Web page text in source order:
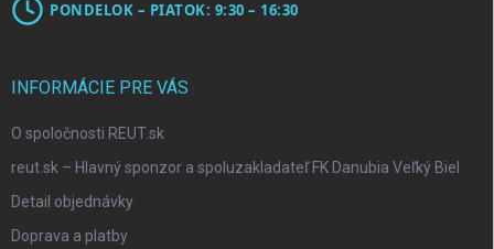
PONDELOK – PIATOK: 9:30 – 16:30
INFORMÁCIE PRE VÁS
O spoločnosti REUT.sk
reut.sk – Hlavný sponzor a spoluzakladateľ FK Danubia Veľký Biel
Detail objednávky
Doprava a platby